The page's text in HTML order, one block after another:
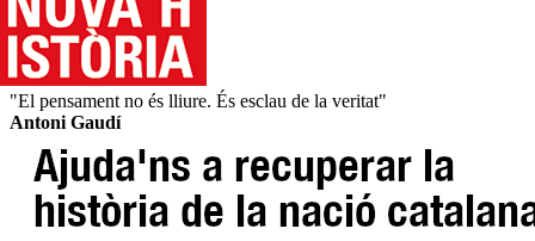
"El pensament no és lliure. És esclau de la veritat"
Antoni Gaudí